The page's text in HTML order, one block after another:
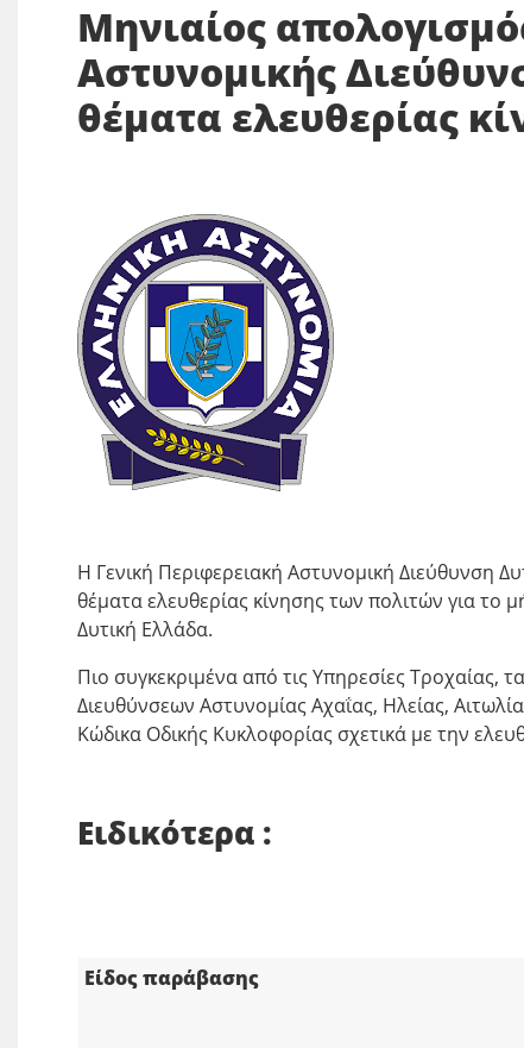
Μηνιαίος
Αστυνομικής
θέματα ελευθερίας
Η Γενική Περιφερειακή Αστυνομική Διεύθυνση
θέματα ελευθερίας κίνησης των πολιτών για το
Δυτική Ελλάδα.
Πιο συγκεκριμένα από τις Υπηρεσίες
Διευθύνσεων Αστυνομίας Αχαΐας, Ηλείας,
Κώδικα Οδικής Κυκλοφορίας σχετικά με την
Ειδικότερα :
Είδος παράβασης